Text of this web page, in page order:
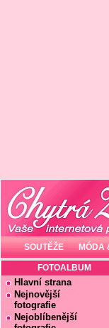
SOUTĚŽE MÓDA
FOTOALBUM
Hlavní strana
Nejnovější
fotografie
Nejoblíbenější